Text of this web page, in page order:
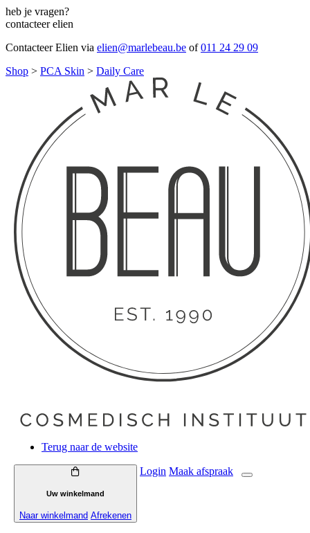
heb je vragen?
contacteer elien
Contacteer Elien via elien@marlebeau.be of011 24 29 09
Shop > PCA Skin > Daily Care
Terug naar de website
Uw winkelmand
Naar winkelmand Afrekenen
Login Maak afspraak